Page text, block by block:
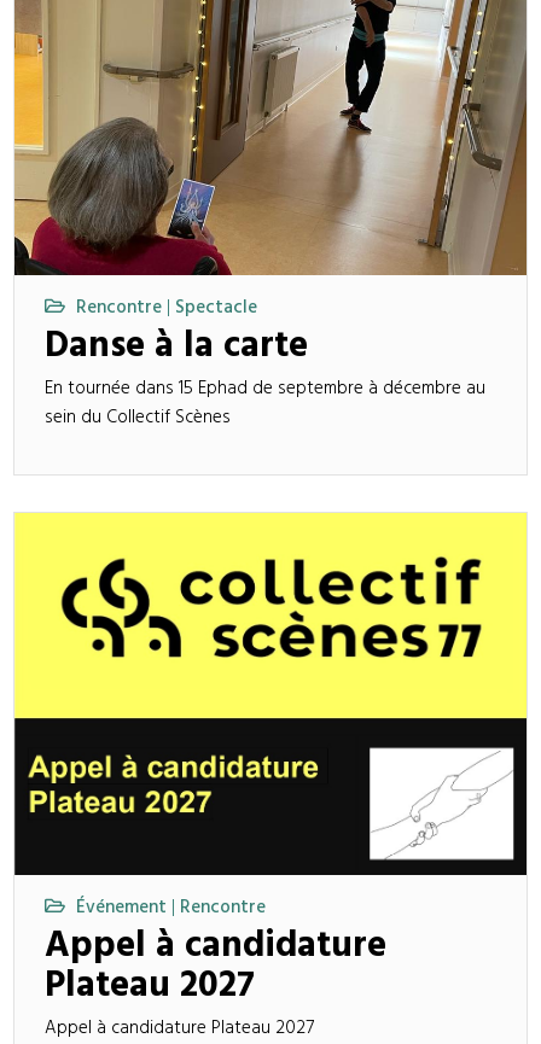
Rencontre | Spectacle
Danse à la carte
En tournée dans 15 Ephad de septembre à décembre au
sein du Collectif Scènes
Événement | Rencontre
Appel à candidature
Plateau 2027
Appel à candidature Plateau 2027